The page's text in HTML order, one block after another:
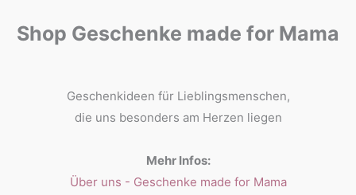
Shop Geschenke made for Mama
Geschenkideen für Lieblingsmenschen,
die uns besonders am Herzen liegen
Mehr Infos:
Über uns - Geschenke made for Mama